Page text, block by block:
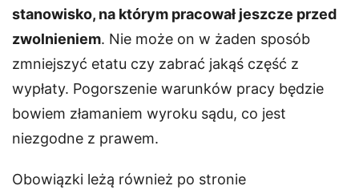
stanowisko, na którym pracował jeszcze przed
zwolnieniem. Nie może on w żaden sposób
zmniejszyć etatu czy zabrać jakąś część z
wypłaty. Pogorszenie warunków pracy będzie
bowiem złamaniem wyroku sądu, co jest
niezgodne z prawem.
Obowiązki leżą również po stronie